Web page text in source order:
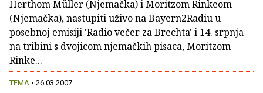
Herthom Müller (Njemačka) i Moritzom Rinkeom
(Njemačka), nastupiti uživo na Bayern2Radiu u
posebnoj emisiji 'Radio večer za Brechta' i 14. srpnja
na tribini s dvojicom njemačkih pisaca, Moritzom
Rinke...
TEMA • 26.03.2007.